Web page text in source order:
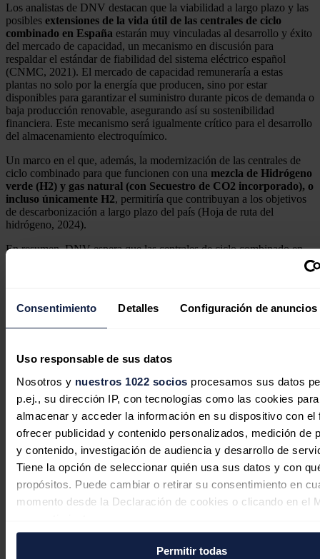
Consentimiento Detalles Configuración de anuncios
Uso responsable de sus datos
Nosotros y nuestros 1022 socios procesamos sus datos
p.ej., su dirección IP, con tecnologías como las cookies para
almacenar y acceder la información en su dispositivo con el
ofrecer publicidad y contenido personalizados, medición de
y contenido, investigación de audiencia y desarrollo de
Tiene la opción de seleccionar quién usa sus datos y con
propósitos. Puede cambiar o retirar su consentimiento en
momento desde la Declaración de cookies o clicando en el
Si lo permite, también quisiéramos:Permitir todas
Los analistas de DNV destacan que la viabilidad a largo plazo y las
posibles extensiones de la vida útil de las centrales de ciclo
combinado en España estarán muy vinculadas al desarrollo y éxito
del mercado de capacidad, un mecanismo en discusión para
respaldar el estándar de fiabilidad del sistema eléctrico español
(CNMC, 2021). El mercado de capacidad remuneraría a estas
plantas no solo por la energía que producen, sino por estar
disponibles para garantizar el suministro durante picos de demanda o
baja producción renovable, asegurando así su sostenibilidad
financiera. Este mecanismo será igualmente crítico para el desarrollo
del almacenamiento electroquímico.
Un marco en el que, además, la modernización de las centrales de
ciclo combinado para que funcionen con una mezcla de Hidrógeno
verde (H2) y gas natural (con Secuestro de CO2 incorporado), o
incluso únicamente H2, permitiría que contribuyan a los objetivos
de descarbonización a largo plazo del país (Hoja de ruta del
hidrógeno, 2024).
En resumen, DNV espera que las centrales de ciclo combinado en
red eléctrica, con un factor de capacidad reducido pero esencial para
panorama normativo y de mercado, junto con la adaptación a
tecnologías más limpias como el hidrógeno verde”, afirma Carlos
Para la consultora, y desde un enfoque global,
transición hacia un mix energético más ecológico y eficiente, pero
alcanzar el “cero neto” en 2050 exige, entre otras cosas, dar
continuidad a los marcos legislativos y afrontar un cambio gradual
en la descarbonización de todos los sectores.
Noticias relacionadas